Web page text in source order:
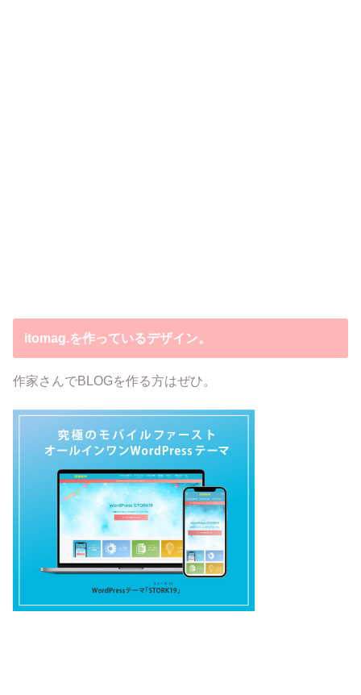
itomag.を作っているデザイン。
作家さんでBLOGを作る方はぜひ。